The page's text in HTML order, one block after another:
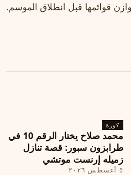
قوائمها قبل انطلاق الموسم.
كورة
محمد صلاح يختار الرقم 10 في
طرابزون سبور: قصة تنازل
زميله إرنست موتشي
٥ أغسطس ٢٠٢٦